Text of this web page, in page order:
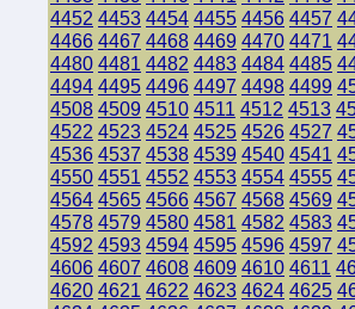
4452 4453 4454 4455 4456 4457
4466 4467 4468 4469 4470 4471
4480 4481 4482 4483 4484 4485
4494 4495 4496 4497 4498 4499
4508 4509 4510 4511 4512 4513
4522 4523 4524 4525 4526 4527
4536 4537 4538 4539 4540 4541
4550 4551 4552 4553 4554 4555
4564 4565 4566 4567 4568 4569
4578 4579 4580 4581 4582 4583
4592 4593 4594 4595 4596 4597
4606 4607 4608 4609 4610 4611
4620 4621 4622 4623 4624 4625